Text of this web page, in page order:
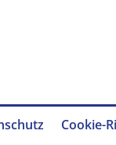
Cookie-